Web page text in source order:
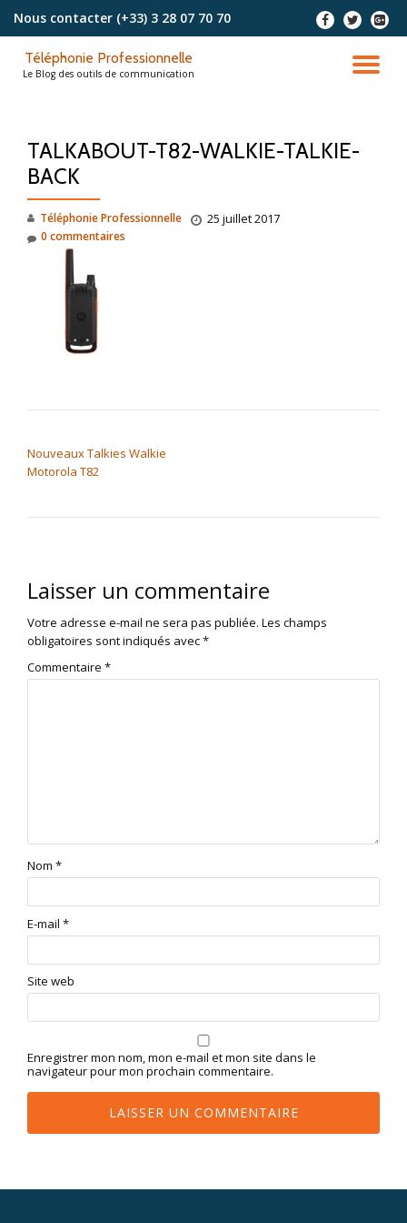
contenu
Nous contacter (+33) 3 28 07 70 70 - - -
Téléphonie Professionnelle
Le Blog des outils de communication
TALKABOUT-T82-WALKIE-TALKIE-
BACK
Téléphonie Professionnelle 25 juillet 2017
0 commentaires
Nouveaux Talkies Walkie
Motorola T82
Laisser un commentaire
Votre adresse e-mail ne sera pas publiée. Les champs
obligatoires sont indiqués avec*
Commentaire *
Nom *
E-mail *
Site web
Enregistrer mon nom, mon e-mail et mon site dans le
navigateur pour mon prochain commentaire.